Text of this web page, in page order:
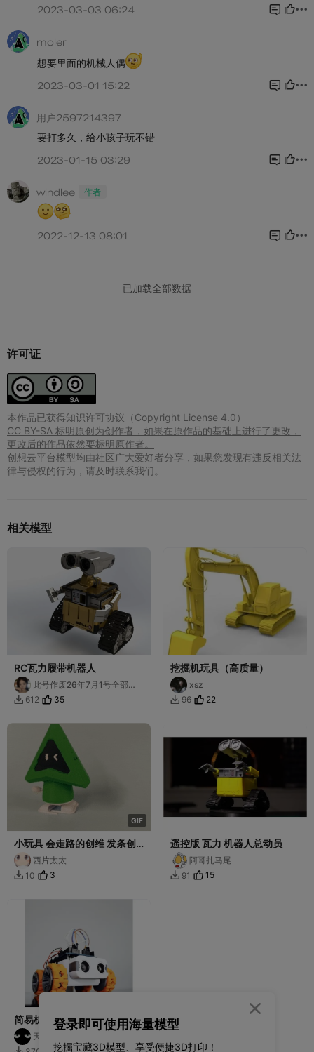
许可证
本作品已获得知识许可协议（Copyright License 4.0）
CC BY-SA 标明原创为创作者，如果在原作品的基础上进行了更改，
更改后的作品依然要标明原作者。
创想云平台模型均由社区广大爱好者分享，如果您发现有违反相关法
律与侵权的行为，请及时联系我们。
相关模型
RC瓦力履带机器人
此号作废26年7月1号全部模
型将下架
 612 35
挖掘机玩具（高质量）
xsz
 96 22
GIF
小玩具 会走路的创维 发条创
维同人作品
西片太太
 10 3
遥控版 瓦力 机器人总动员
阿哥扎马尾
 91 15
简易机器人（中文版）
天天不迟到
登录即可使用海量模型
挖掘宝藏3D模型、享受便捷3D打印！
